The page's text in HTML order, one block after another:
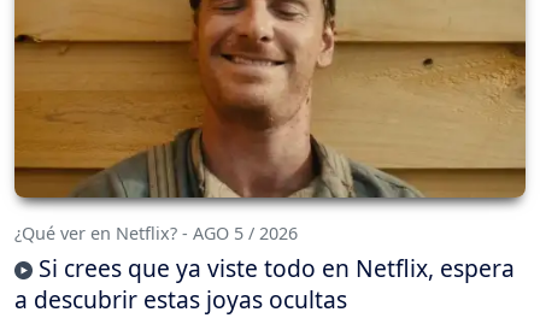
¿Qué ver en Netflix? - AGO 5 / 2026
Si crees que ya viste todo en Netflix, espera
a descubrir estas joyas ocultas